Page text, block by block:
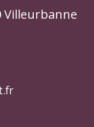
Villeurbanne